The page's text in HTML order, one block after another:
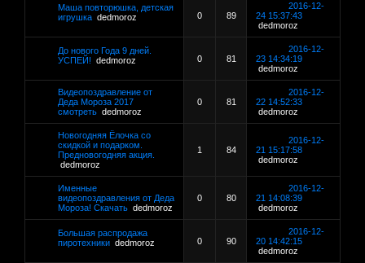
Маша повторюшка, детская
игрушка dedmoroz 0 89
2016-12-
24 15:37:43
dedmoroz
До нового Года 9 дней.
УСПЕЙ! dedmoroz 0 81
2016-12-
23 14:34:19
dedmoroz
Видеопоздравление от
Деда Мороза 2017
смотреть dedmoroz
0 81
2016-12-
22 14:52:33
dedmoroz
Новогодняя Ёлочка со
скидкой и подарком.
Предновогодняя акция.
dedmoroz
1 84
2016-12-
21 15:17:58
dedmoroz
Именные
видеопоздравления от Деда
Мороза! Скачать dedmoroz
0 80
2016-12-
21 14:08:39
dedmoroz
Большая распродажа
пиротехники dedmoroz 0 90
2016-12-
20 14:42:15
dedmoroz